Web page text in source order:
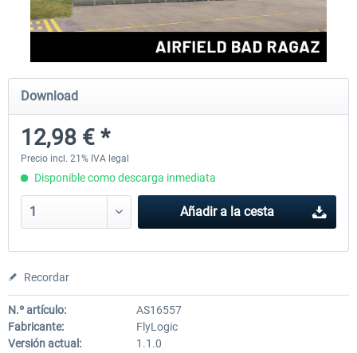
Aerosoft Offshore Landmarks: North
Sea MSFS 2024
17,28 € *
Aerosoft Mega Airport
Download
12,98 € *
Precio incl. 21% IVA legal
Disponible como descarga inmediata
Añadir a la cesta
Recordar
N.º artículo:
AS16557
Fabricante:
FlyLogic
Versión actual:
1.1.0